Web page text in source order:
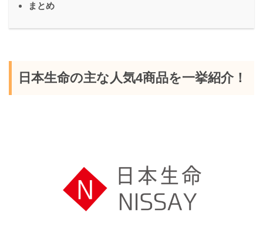
まとめ
日本生命の主な人気4商品を一挙紹介！